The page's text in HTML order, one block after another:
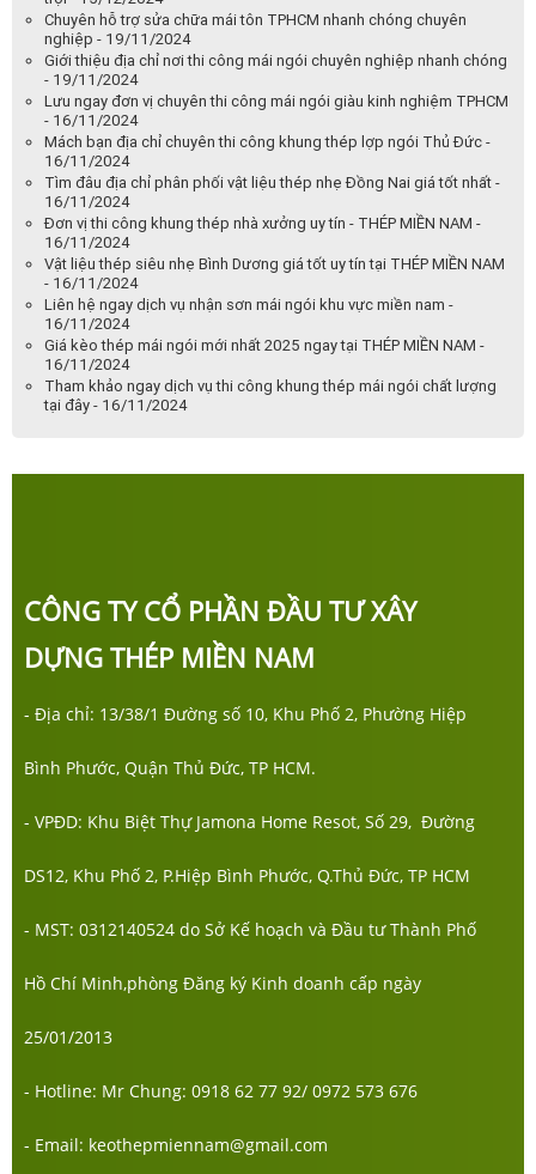
Chuyên hỗ trợ sửa chữa mái tôn TPHCM nhanh chóng chuyên
nghiệp - 19/11/2024
Giới thiệu địa chỉ nơi thi công mái ngói chuyên nghiệp nhanh chóng
- 19/11/2024
Lưu ngay đơn vị chuyên thi công mái ngói giàu kinh nghiệm TPHCM
- 16/11/2024
Mách bạn địa chỉ chuyên thi công khung thép lợp ngói Thủ Đức -
16/11/2024
Tìm đâu địa chỉ phân phối vật liệu thép nhẹ Đồng Nai giá tốt nhất -
16/11/2024
Đơn vị thi công khung thép nhà xưởng uy tín - THÉP MIỀN NAM -
16/11/2024
Vật liệu thép siêu nhẹ Bình Dương giá tốt uy tín tại THÉP MIỀN NAM
- 16/11/2024
Liên hệ ngay dịch vụ nhận sơn mái ngói khu vực miền nam -
16/11/2024
Giá kèo thép mái ngói mới nhất 2025 ngay tại THÉP MIỀN NAM -
16/11/2024
Tham khảo ngay dịch vụ thi công khung thép mái ngói chất lượng
tại đây - 16/11/2024
CÔNG TY CỔ PHẦN ĐẦU TƯ XÂY
DỰNG THÉP MIỀN NAM
- Địa chỉ: 13/38/1 Đường số 10, Khu Phố 2, Phường Hiệp
Bình Phước, Quận Thủ Đức, TP HCM.
- VPĐD: Khu Biệt Thự Jamona Home Resot, Số 29, Đường
DS12, Khu Phố 2, P.Hiệp Bình Phước, Q.Thủ Đức, TP HCM
- MST: 0312140524 do Sở Kế hoạch và Đầu tư Thành Phố
Hồ Chí Minh,phòng Đăng ký Kinh doanh cấp ngày
25/01/2013
- Hotline: Mr Chung: 0918 62 77 92/ 0972 573 676
- Email: keothepmiennam@gmail.com